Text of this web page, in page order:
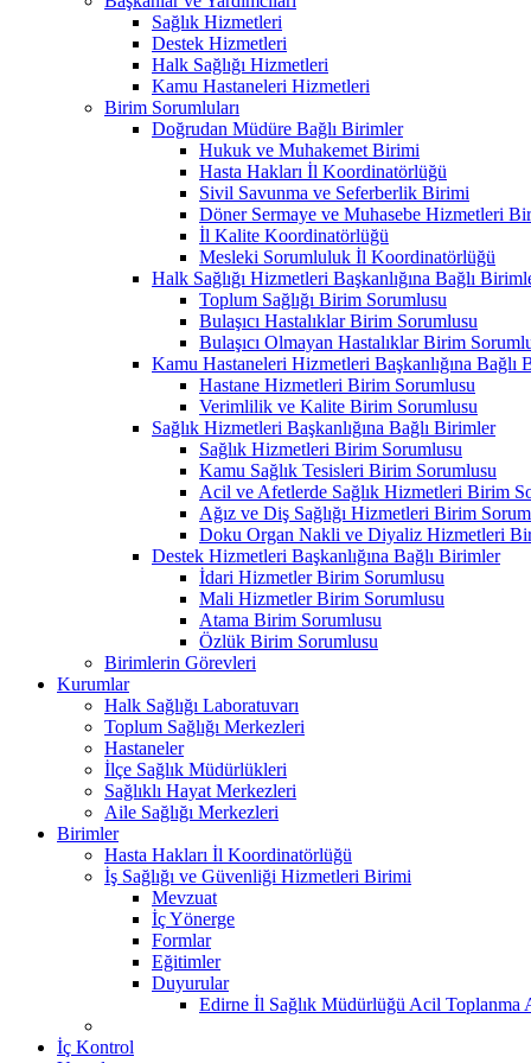
Sağlık Hizmetleri
Destek Hizmetleri
Halk Sağlığı Hizmetleri
Kamu Hastaneleri Hizmetleri
Birim Sorumluları
Doğrudan Müdüre Bağlı Birimler
Hukuk ve Muhakemet Birimi
Hasta Hakları İl Koordinatörlüğü
Sivil Savunma ve Seferberlik Birimi
Döner Sermaye ve Muhasebe Hizmetleri
İl Kalite Koordinatörlüğü
Mesleki Sorumluluk İl Koordinatörlüğü
Halk Sağlığı Hizmetleri Başkanlığına Bağlı
Toplum Sağlığı Birim Sorumlusu
Bulaşıcı Hastalıklar Birim Sorumlusu
Bulaşıcı Olmayan Hastalıklar Birim
Kamu Hastaneleri Hizmetleri Başkanlığına Bağlı
Hastane Hizmetleri Birim Sorumlusu
Verimlilik ve Kalite Birim Sorumlusu
Sağlık Hizmetleri Başkanlığına Bağlı Birimler
Sağlık Hizmetleri Birim Sorumlusu
Kamu Sağlık Tesisleri Birim Sorumlusu
Acil ve Afetlerde Sağlık Hizmetleri Birim
Ağız ve Diş Sağlığı Hizmetleri Birim
Doku Organ Nakli ve Diyaliz Hizmetleri
Destek Hizmetleri Başkanlığına Bağlı Birimler
İdari Hizmetler Birim Sorumlusu
Mali Hizmetler Birim Sorumlusu
Atama Birim Sorumlusu
Özlük Birim Sorumlusu
Birimlerin Görevleri
Kurumlar
Halk Sağlığı Laboratuvarı
Toplum Sağlığı Merkezleri
Hastaneler
İlçe Sağlık Müdürlükleri
Sağlıklı Hayat Merkezleri
Aile Sağlığı Merkezleri
Birimler
Hasta Hakları İl Koordinatörlüğü
İş Sağlığı ve Güvenliği Hizmetleri Birimi
Mevzuat
İç Yönerge
Formlar
Eğitimler
Duyurular
Edirne İl Sağlık Müdürlüğü Acil Toplanma
İç Kontrol